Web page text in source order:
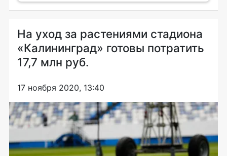
На уход за растениями стадиона
«Калининград» готовы потратить
17,7 млн руб.
17 ноября 2020, 13:40